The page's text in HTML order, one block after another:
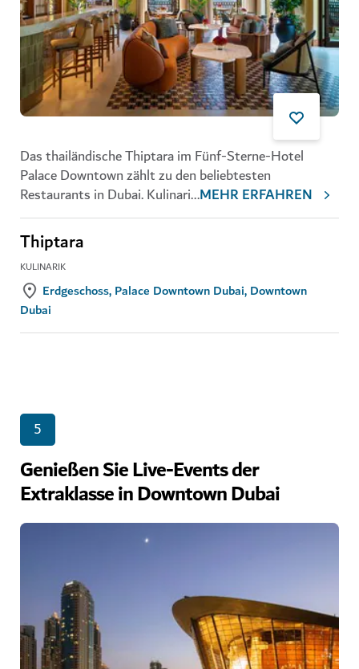
Das thailändische Thiptara im Fünf-Sterne-Hotel
Palace Downtown zählt zu den beliebtesten
Restaurants in Dubai. Kulinari...MEHR ERFAHREN
Thiptara
KULINARIK
Erdgeschoss, Palace Downtown Dubai, Downtown
Dubai
5
Genießen Sie Live-Events der
Extraklasse in Downtown Dubai